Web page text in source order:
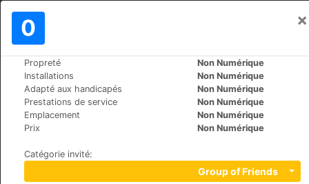
0 ×
Propreté
Non Numérique
Installations
Non Numérique
Adapté aux handicapés
Non Numérique
Prestations de service
Non Numérique
Emplacement
Non Numérique
Prix
Non Numérique
Catégorie invité:
Group of Friends
Le Monde>
Rigas Hotel
+30 2424022142
Skopelos , 37003